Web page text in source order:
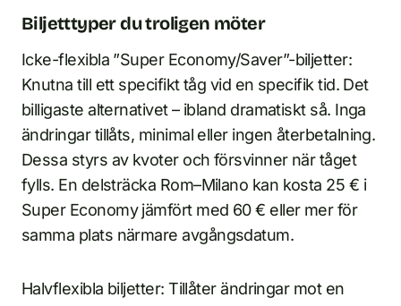
Biljetttyper du troligen möter
Icke-flexibla ”Super Economy/Saver”-biljetter:
Knutna till ett specifikt tåg vid en specifik tid. Det
billigaste alternativet – ibland dramatiskt så. Inga
ändringar tillåts, minimal eller ingen återbetalning.
Dessa styrs av kvoter och försvinner när tåget
fylls. En delsträcka Rom–Milano kan kosta 25 € i
Super Economy jämfört med 60 € eller mer för
samma plats närmare avgångsdatum.
Halvflexibla biljetter: Tillåter ändringar mot en